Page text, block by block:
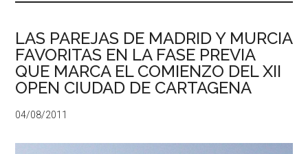
LAS PAREJAS DE MADRID Y MURCIA
FAVORITAS EN LA FASE PREVIA
QUE MARCA EL COMIENZO DEL XII
OPEN CIUDAD DE CARTAGENA
04/08/2011